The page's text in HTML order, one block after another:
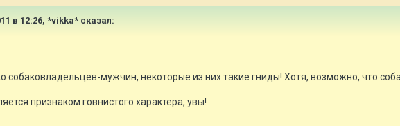
в 12:26, *vikka* сказал:
собаковладельцев-мужчин, некоторые из них такие гниды! Хотя, возможно, что
признаком говнистого характера, увы!